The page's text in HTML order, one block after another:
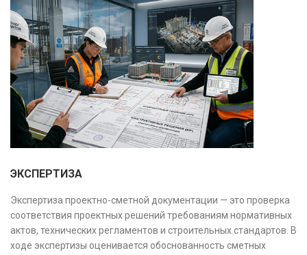
качества строительства, подготовки к реконструкции,
оценки рисков и судебных разбирательств.
Результатом является официальное техническое
заключение, имеющее юридическую силу.
ЭКСПЕРТИЗА
Экспертиза проектно-сметной документации — это проверка
соответствия проектных решений требованиям нормативных
актов, технических регламентов и строительных стандартов. В
ходе экспертизы оценивается обоснованность сметных